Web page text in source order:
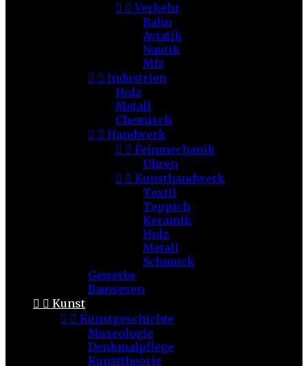
  Verkehr
Bahn
Aviatik
Nautik
Mfz
  Industrien
Holz
Metall
Chemisch
  Handwerk
  Feinmechanik
Uhren
  Kunsthandwerk
Textil
Teppich
Keramik
Holz
Metall
Schmuck
Gewerbe
Bauwesen
  Kunst
  Kunstgeschichte
Museologie
Denkmalpflege
Kunsttheorie